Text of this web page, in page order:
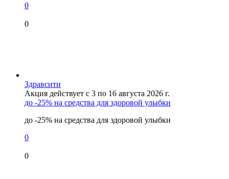
0
0
Здравсити
Акция действует с 3 по 16 августа 2026 г.
до -25% на средства для здоровой улыбки
до -25% на средства для здоровой улыбки
0
0